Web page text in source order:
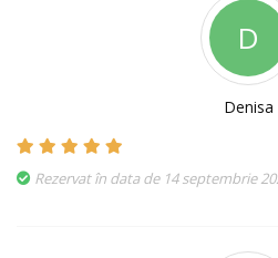
D
Denisa
Rezervat în data de 14 septembrie